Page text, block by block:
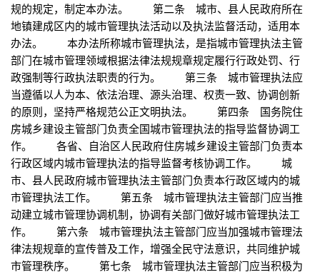
规的规定，制定本办法。 第二条 城市、县人民政府所在
地镇建成区内的城市管理执法活动以及执法监督活动，适用本
办法。 本办法所称城市管理执法，是指城市管理执法主管
部门在城市管理领域根据法律法规规章规定履行行政处罚、行
政强制等行政执法职责的行为。 第三条 城市管理执法应
当遵循以人为本、依法治理、源头治理、权责一致、协调创新
的原则，坚持严格规范公正文明执法。 第四条 国务院住
房城乡建设主管部门负责全国城市管理执法的指导监督协调工
作。 各省、自治区人民政府住房城乡建设主管部门负责本
行政区域内城市管理执法的指导监督考核协调工作。 城
市、县人民政府城市管理执法主管部门负责本行政区域内的城
市管理执法工作。 第五条 城市管理执法主管部门应当推
动建立城市管理协调机制，协调有关部门做好城市管理执法工
作。 第六条 城市管理执法主管部门应当加强城市管理法
律法规规章的宣传普及工作，增强全民守法意识，共同维护城
市管理秩序。 第七条 城市管理执法主管部门应当积极为